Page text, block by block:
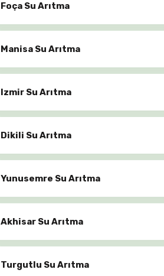
Foça Su Arıtma
Manisa Su Arıtma
Izmir Su Arıtma
Dikili Su Arıtma
Yunusemre Su Arıtma
Akhisar Su Arıtma
Turgutlu Su Arıtma